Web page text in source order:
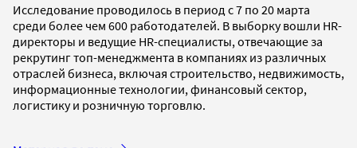
Исследование проводилось в период с 7 по 20 марта
среди более чем 600 работодателей. В выборку вошли HR-
директоры и ведущие HR-специалисты, отвечающие за
рекрутинг топ-менеджмента в компаниях из различных
отраслей бизнеса, включая строительство, недвижимость,
информационные технологии, финансовый сектор,
логистику и розничную торговлю.